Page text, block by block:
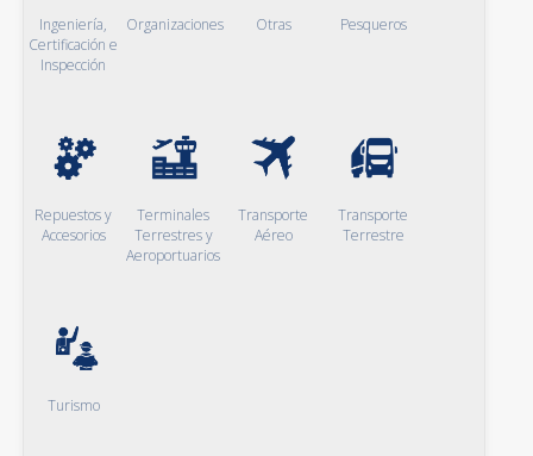
Ingeniería,
Certificación e
Inspección
Organizaciones Otras Pesqueros
Repuestos y
Accesorios
Terminales
Terrestres y
Aeroportuarios
Transporte
Aéreo
Transporte
Terrestre
Turismo